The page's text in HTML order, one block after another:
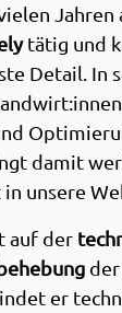
Jahren
tätig und
Detail. In
damit
unsere
auf der
er